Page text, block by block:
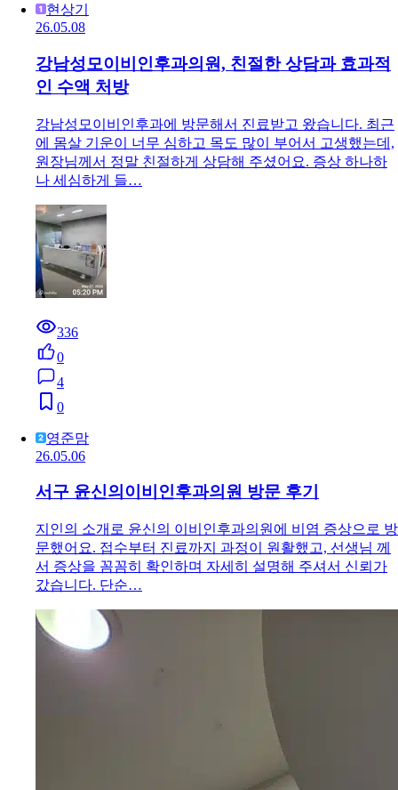
현상기
26.05.08
강남성모이비인후과의원, 친절한 상담과 효과적
인 수액 처방
강남성모이비인후과에 방문해서 진료받고 왔습니다. 최근
에 몸살 기운이 너무 심하고 목도 많이 부어서 고생했는데,
원장님께서 정말 친절하게 상담해 주셨어요. 증상 하나하
나 세심하게 들…
336
0
4
0
영준맘
26.05.06
서구 윤신의이비인후과의원 방문 후기
지인의 소개로 윤신의 이비인후과의원에 비염 증상으로 방
문했어요. 접수부터 진료까지 과정이 원활했고, 선생님 께
서 증상을 꼼꼼히 확인하며 자세히 설명해 주셔서 신뢰가
갔습니다. 단순…